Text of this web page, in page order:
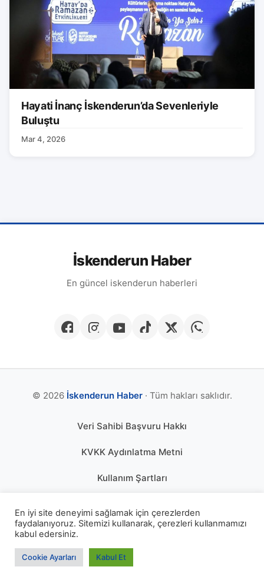
Hayati İnanç İskenderun’da Sevenleriyle
Buluştu
Mar 4, 2026
İskenderun Haber
En güncel iskenderun haberleri
© 2026 İskenderun Haber· Tüm hakları saklıdır.
Veri Sahibi Başvuru Hakkı
KVKK Aydınlatma Metni
Kullanım Şartları
Çerez Politikası
KÜNYE
En iyi site deneyimi sağlamak için çerezlerden
faydalanıyoruz. Sitemizi kullanarak, çerezleri kullanmamızı
kabul edersiniz.
Cookie Ayarları Kabul Et